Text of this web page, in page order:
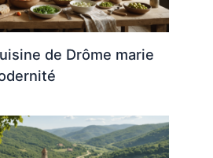
de Drôme marie